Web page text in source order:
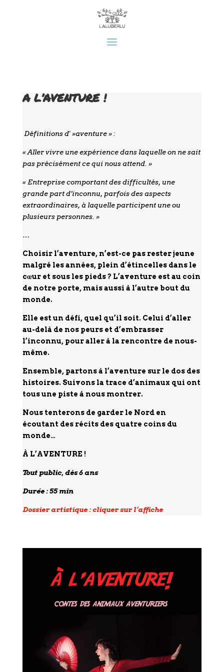
A L’AVENTURE !
Définitions d' »aventure » :
« Aller vivre une expérience dans laquelle on ne sait
pas précisément ce qui nous attend. »
« Entreprise comportant des difficultés, une
grande part d’inconnu, parfois des aspects
extraordinaires, à laquelle participent une ou
plusieurs personnes. »
…
Choisir l’aventure, n’est-ce pas rester jeune
malgré les années, plein d’étincelles dans le
cœur et sous les pieds ? L’aventure est au coin
de notre porte, mais aussi à l’autre bout du
monde.
Elle est un défi, quel qu’il soit. Celui d’aller
au-delà de nos peurs et d’embrasser
l’inconnu, pour aller à la rencontre de nous-
même.
Ensemble, partons à l’aventure sur le dos des
histoires. Suivons la trace d’animaux qui ont
tous une piste à nous montrer.
Nous tenterons de garder le Nord en
écoutant des récits des quatre coins du
monde…
À L’AVENTURE !
Tout public, dès 6 ans
Durée : 55 min
Dossier artistique : cliquer sur l’affiche